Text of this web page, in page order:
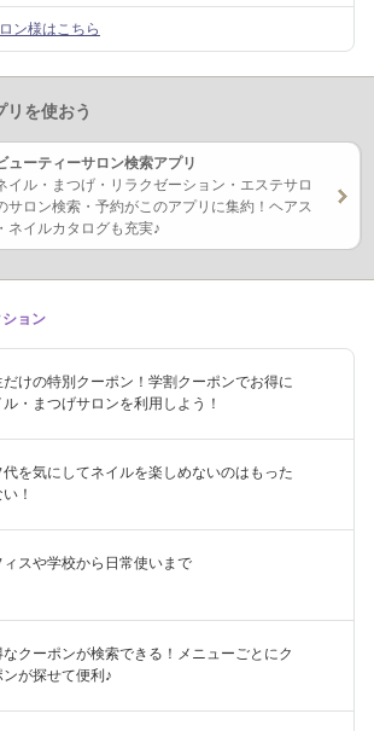
ン様はこちら
リを使おう
ューティーサロン検索アプリ
イル・まつげ・リラクゼーション・エステサロ
サロン検索・予約がこのアプリに集約！ヘアス
ネイルカタログも充実♪
ョン
だけの特別クーポン！学割クーポンでお得に
ル・まつげサロンを利用しよう！
代を気にしてネイルを楽しめないのはもった
！
ィスや学校から日常使いまで
なクーポンが検索できる！メニューごとにク
ンが探せて便利♪